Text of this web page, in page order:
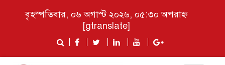
বৃহস্পতিবার, ০৬ অগাস্ট ২০২৬, ০৫:৩০ অপরাহ্ন
[gtranslate]